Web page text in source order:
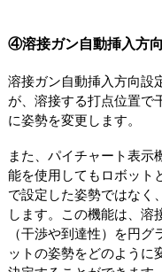
④溶接ガン自動挿入方
溶接ガン自動挿入方向設
が、溶接する打点位置で
に姿勢を変更します。
また、パイチャート表示
能を使用してもロボット
で設定した姿勢ではなく
します。この機能は、溶
（干渉や到達性）を円
ットの姿勢をどのように